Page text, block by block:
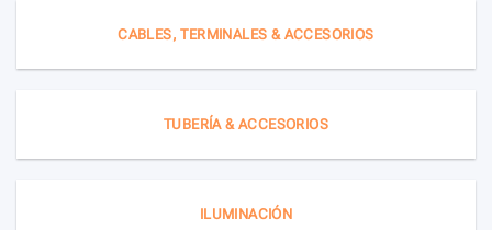
CABLES, TERMINALES & ACCESORIOS
TUBERÍA & ACCESORIOS
ILUMINACIÓN